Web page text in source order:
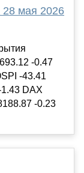
мая 2026
-0.47
-43.41
DAX
-0.23